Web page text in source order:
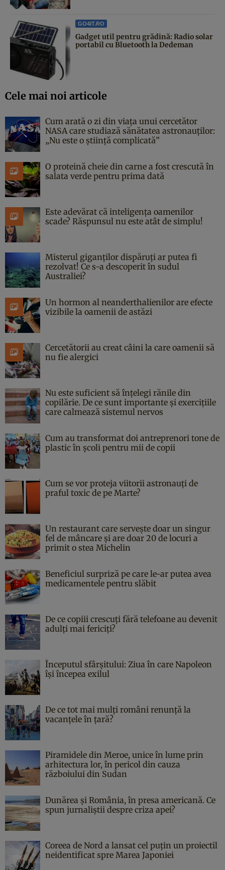
GO4IT.RO
Gadget util pentru grădină: Radio solar
portabil cu Bluetooth la Dedeman
Cele mai noi articole
Cum arată o zi din viața unui cercetător
NASA care studiază sănătatea astronauților:
„Nu este o știință complicată”
O proteină cheie din carne a fost crescută în
salata verde pentru prima dată
Este adevărat că inteligența oamenilor
scade? Răspunsul nu este atât de simplu!
Misterul giganților dispăruți ar putea fi
rezolvat! Ce s-a descoperit în sudul
Australiei?
Un hormon al neanderthalienilor are efecte
vizibile la oamenii de astăzi
Cercetătorii au creat câini la care oamenii să
nu fie alergici
Nu este suficient să înțelegi rănile din
copilărie. De ce sunt importante și exercițiile
care calmează sistemul nervos
Cum au transformat doi antreprenori tone de
plastic în școli pentru mii de copii
Cum se vor proteja viitorii astronauți de
praful toxic de pe Marte?
Un restaurant care servește doar un singur
fel de mâncare și are doar 20 de locuri a
primit o stea Michelin
Beneficiul surpriză pe care le-ar putea avea
medicamentele pentru slăbit
De ce copiii crescuți fără telefoane au devenit
adulți mai fericiți?
Începutul sfârşitului: Ziua în care Napoleon
îşi începea exilul
De ce tot mai mulți români renunță la
vacanțele în țară?
Piramidele din Meroe, unice în lume prin
arhitectura lor, în pericol din cauza
războiului din Sudan
Dunărea și România, în presa americană. Ce
spun jurnaliștii despre criza apei?
Coreea de Nord a lansat cel puțin un proiectil
neidentificat spre Marea Japoniei